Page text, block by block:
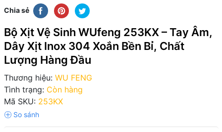
Chia sẻ
Bộ Xịt Vệ Sinh WUfeng 253KX – Tay Âm,
Dây Xịt Inox 304 Xoắn Bền Bỉ, Chất
Lượng Hàng Đầu
Thương hiệu: WU FENG
Tình trạng: Còn hàng
Mã SKU: 253KX